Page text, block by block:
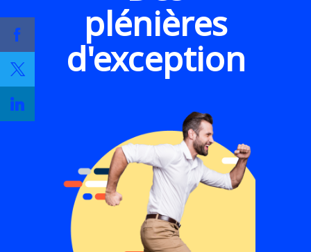
plénières
d'exception